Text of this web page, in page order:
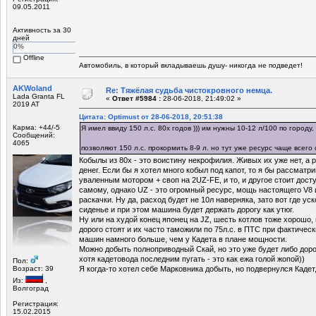
09.05.2011
Активность за 30
дней
0%
Offline
Автомобиль, в который вкладываешь душу- никогда не подведет!
AKWoland
Lada Granta FL
2019 AT
Карма: +44/-5
Сообщений:
4065
Пол:
Возраст: 39
Из:
Волгоград
Регистрация:
15.02.2015
Re: Тяжёлая судьба чистокровного немца.
« Ответ #5984 : 28-06-2018, 21:49:02 »
Цитата: Optimust от 28-06-2018, 20:51:38
Я имел ввиду 150 л.с. 80х годов ))) им нужны 10-12 л/100 по
позволяют 150 л.с. прокормить 8-9 л. но тут уже ресурс чаще всего
Кобылы из 80х - это воистину некрофилия. Живых их уже нет, а
денег. Если бы я хотел много кобыл под капот, то я бы
уваленным мотором + своп на 2UZ-FE, и то, и другое стоит
самому, однако UZ - это огромный ресурс, мощь настоящего V8
раскачки. Ну да, расход будет не 10л наверняка, зато вот где
сиденье и при этом машина будет держать дорогу как утюг.
Ну или на худой конец японец на JZ, шесть котлов тоже
дорого стоят и их часто таможили по 75л.с. в ПТС при
машин намного больше, чем у Кадета в плане мощности.
Можно добыть полноприводный Скай, но это уже будет либо
хотя кадетовода последним пугать - это как ежа голой жопой))
Я когда-то хотел себе Марковника добыть, но подвернулся